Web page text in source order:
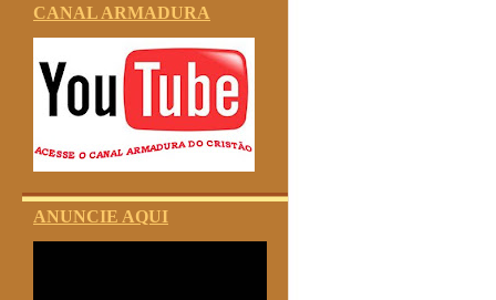
CANAL ARMADURA
ANUNCIE AQUI